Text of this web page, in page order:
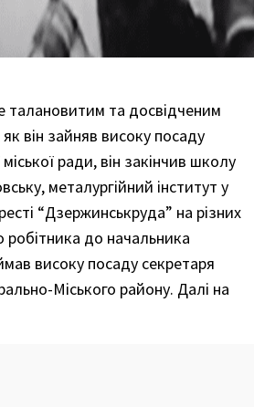
талановитим та досвідченим
він зайняв високу посаду
ради, він закінчив школу
металургійний інститут у
“Дзержинськруда” на різних
робітника до начальника
високу посаду секретаря
Міського району. Далі на